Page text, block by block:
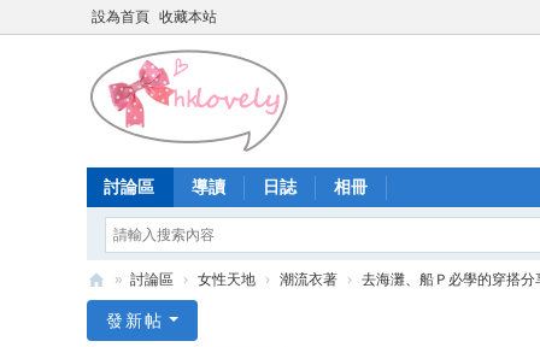
設為首頁 收藏本站
討論區 導讀 日誌 相冊
» 討論區 › 女性天地 › 潮流衣著 › 去海灘、船Ｐ必學的穿搭分
發新帖